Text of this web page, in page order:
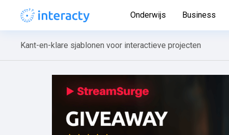
Onderwijs Business
Kant-en-klare sjablonen voor interactieve projecten